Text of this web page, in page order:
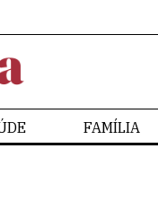
FAMÍLIA